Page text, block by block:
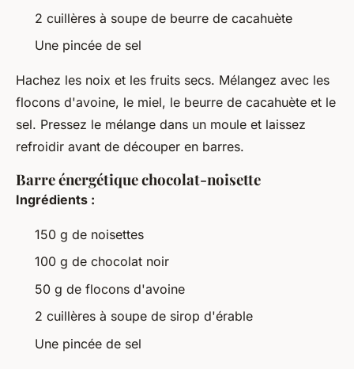
2 cuillères à soupe de beurre de cacahuète
Une pincée de sel
Hachez les noix et les fruits secs. Mélangez avec les
flocons d'avoine, le miel, le beurre de cacahuète et le
sel. Pressez le mélange dans un moule et laissez
refroidir avant de découper en barres.
Barre énergétique chocolat-noisette
Ingrédients :
150 g de noisettes
100 g de chocolat noir
50 g de flocons d'avoine
2 cuillères à soupe de sirop d'érable
Une pincée de sel